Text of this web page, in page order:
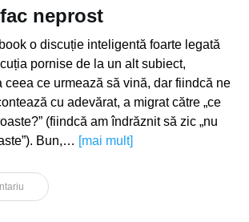
neprost
o discuție inteligentă foarte legată
pornise de la un alt subiect,
ceea ce urmează să vină, dar fiindcă ne
cu adevărat, a migrat către „ce
(fiindcă am îndrăznit să zic „nu
Bun,… [mai mult]